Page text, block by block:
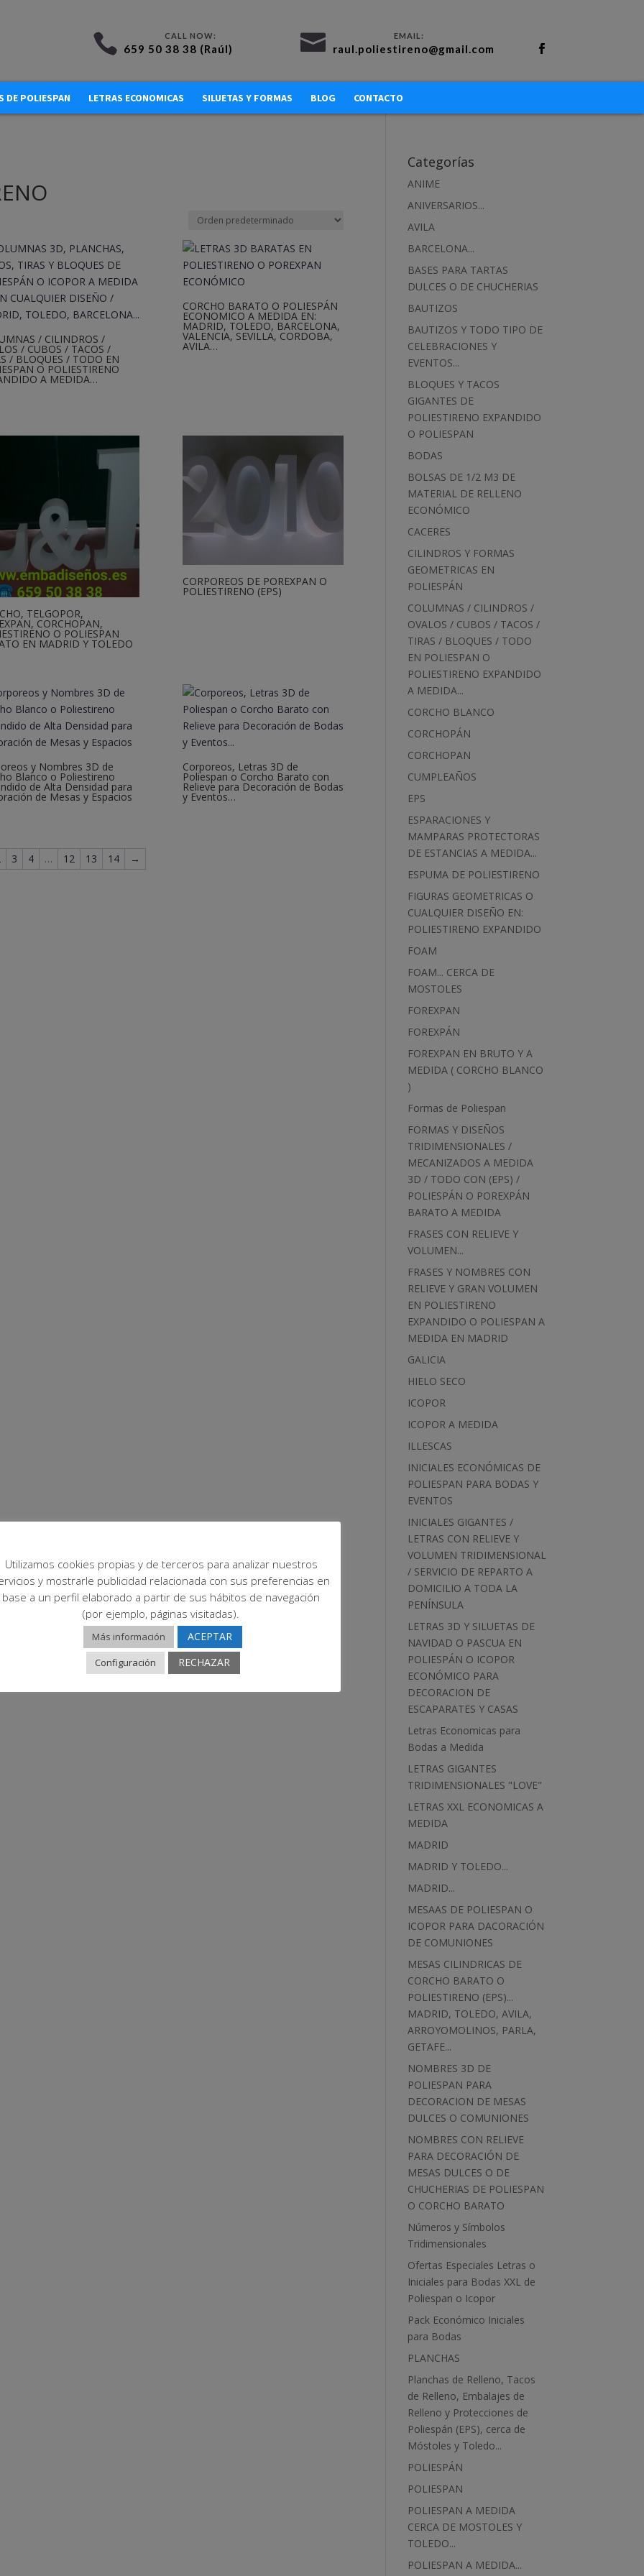
659 50 38 38 (Raúl) raul.poliestireno@gmail.com
DE POLIESPAN LETRAS ECONOMICAS SILUETAS Y FORMAS BLOG CONTACTO
/ CILINDROS /
/ CUBOS / TACOS /
/ BLOQUES / TODO EN
O POLIESTIRENO
A MEDIDA…
CORCHO BARATO O POLIESPÁN
ECONOMICO A MEDIDA EN:
MADRID, TOLEDO, BARCELONA,
VALENCIA, SEVILLA, CORDOBA,
AVILA…
TELGOPOR,
CORCHOPAN,
O POLIESPAN
EN MADRID Y TOLEDO
CORPOREOS DE POREXPAN O
POLIESTIRENO (EPS)
y Nombres 3D de
Blanco o Poliestireno
de Alta Densidad para
de Mesas y Espacios
Corporeos, Letras 3D de
Poliespan o Corcho Barato con
Relieve para Decoración de Bodas
y Eventos…
3 4 … 12 13 14 →
Categorías
ANIME
ANIVERSARIOS...
AVILA
BARCELONA...
BASES PARA TARTAS
DULCES O DE CHUCHERIAS
BAUTIZOS
BAUTIZOS Y TODO TIPO DE
CELEBRACIONES Y
EVENTOS...
BLOQUES Y TACOS
GIGANTES DE
POLIESTIRENO EXPANDIDO
O POLIESPAN
BODAS
BOLSAS DE 1/2 M3 DE
MATERIAL DE RELLENO
ECONÓMICO
CACERES
CILINDROS Y FORMAS
GEOMETRICAS EN
POLIESPÁN
COLUMNAS / CILINDROS /
OVALOS / CUBOS / TACOS /
TIRAS / BLOQUES / TODO
EN POLIESPAN O
POLIESTIRENO EXPANDIDO
A MEDIDA...
CORCHO BLANCO
CORCHOPÁN
CORCHOPAN
CUMPLEAÑOS
EPS
ESPARACIONES Y
MAMPARAS PROTECTORAS
DE ESTANCIAS A MEDIDA...
ESPUMA DE POLIESTIRENO
FIGURAS GEOMETRICAS O
CUALQUIER DISEÑO EN:
POLIESTIRENO EXPANDIDO
FOAM
FOAM... CERCA DE
MOSTOLES
FOREXPAN
FOREXPÁN
FOREXPAN EN BRUTO Y A
MEDIDA ( CORCHO BLANCO
)
Formas de Poliespan
FORMAS Y DISEÑOS
TRIDIMENSIONALES /
MECANIZADOS A MEDIDA
3D / TODO CON (EPS) /
POLIESPÁN O POREXPÁN
BARATO A MEDIDA
FRASES CON RELIEVE Y
VOLUMEN...
FRASES Y NOMBRES CON
RELIEVE Y GRAN VOLUMEN
EN POLIESTIRENO
EXPANDIDO O POLIESPAN A
MEDIDA EN MADRID
GALICIA
HIELO SECO
ICOPOR
ICOPOR A MEDIDA
ILLESCAS
INICIALES ECONÓMICAS DE
POLIESPAN PARA BODAS Y
EVENTOS
INICIALES GIGANTES /
LETRAS CON RELIEVE Y
VOLUMEN TRIDIMENSIONAL
/ SERVICIO DE REPARTO A
DOMICILIO A TODA LA
PENÍNSULA
LETRAS 3D Y SILUETAS DE
NAVIDAD O PASCUA EN
POLIESPÁN O ICOPOR
ECONÓMICO PARA
DECORACION DE
ESCAPARATES Y CASAS
Letras Economicas para
Bodas a Medida
LETRAS GIGANTES
TRIDIMENSIONALES "LOVE"
LETRAS XXL ECONOMICAS A
MEDIDA
MADRID
MADRID Y TOLEDO...
MADRID...
MESAAS DE POLIESPAN O
ICOPOR PARA DACORACIÓN
DE COMUNIONES
MESAS CILINDRICAS DE
CORCHO BARATO O
POLIESTIRENO (EPS)...
MADRID, TOLEDO, AVILA,
ARROYOMOLINOS, PARLA,
GETAFE...
NOMBRES 3D DE
POLIESPAN PARA
DECORACION DE MESAS
DULCES O COMUNIONES
NOMBRES CON RELIEVE
PARA DECORACIÓN DE
MESAS DULCES O DE
CHUCHERIAS DE POLIESPAN
O CORCHO BARATO
Números y Símbolos
Tridimensionales
Ofertas Especiales Letras o
Iniciales para Bodas XXL de
Poliespan o Icopor
Pack Económico Iniciales
para Bodas
PLANCHAS
Planchas de Relleno, Tacos
de Relleno, Embalajes de
Relleno y Protecciones de
Poliespán (EPS), cerca de
Móstoles y Toledo...
POLIESPÁN
POLIESPAN
POLIESPAN A MEDIDA
CERCA DE MOSTOLES Y
TOLEDO...
POLIESPAN A MEDIDA...
Utilizamos cookies propias y de terceros para analizar nuestros
y mostrarle publicidad relacionada con sus preferencias en
base a un perfil elaborado a partir de sus hábitos de navegación
(por ejemplo, páginas visitadas).
Más información ACEPTAR
Configuración RECHAZAR